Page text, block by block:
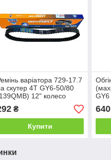
варіатора 729-17.7
скутер 4T GY6-50/80
12" колесо
COD: 3191-126
₴
Купити
640